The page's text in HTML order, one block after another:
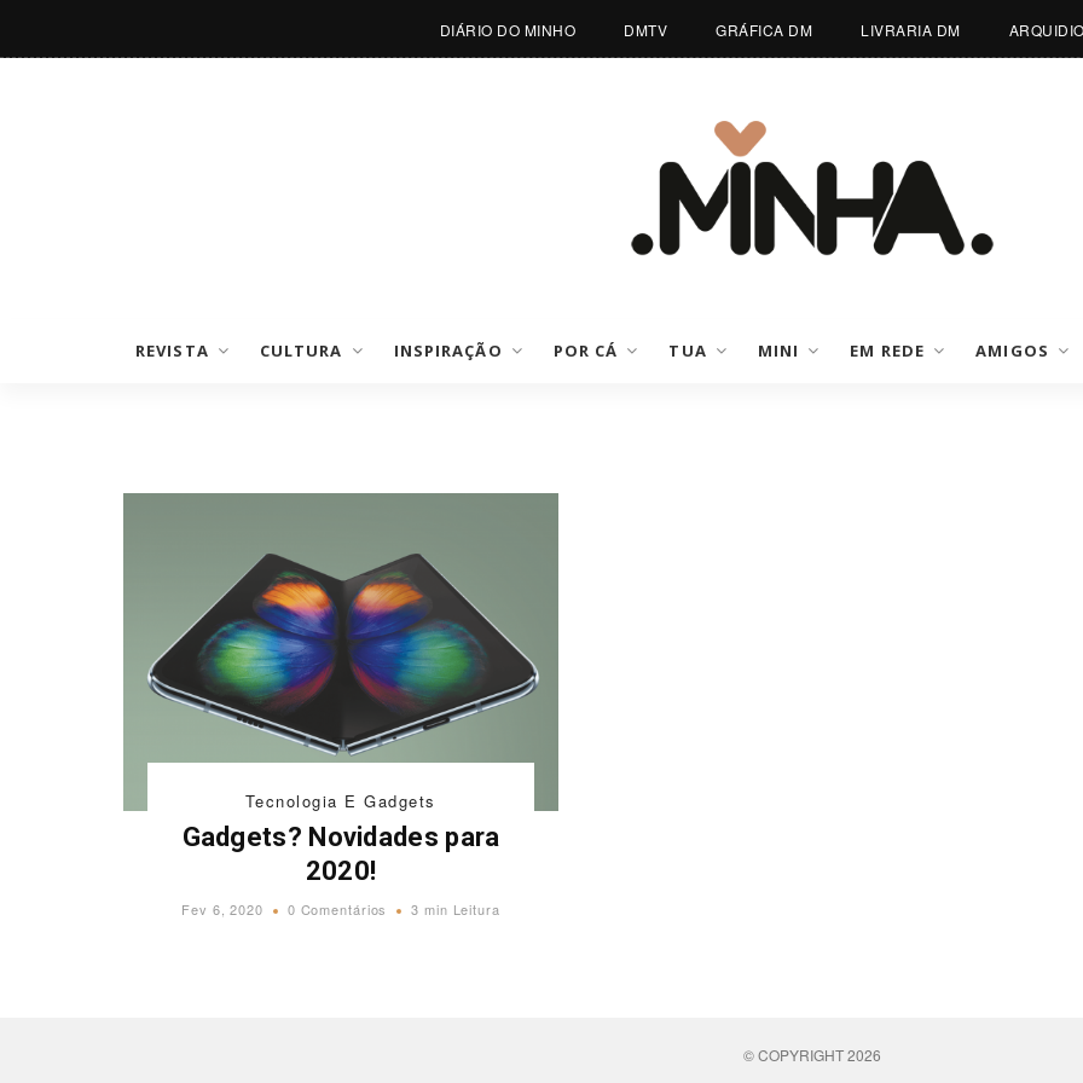
DIÁRIO DO MINHO DMTV GRÁFICA DM LIVRARIA DM
REVISTA CULTURA INSPIRAÇÃO POR CÁ TUA MINI EM REDE AMIGOS
Tecnologia E Gadgets
Gadgets? Novidades para
2020!
Fev 6, 2020 0 Comentários 3 min Leitura
© COPYRIGHT 2026